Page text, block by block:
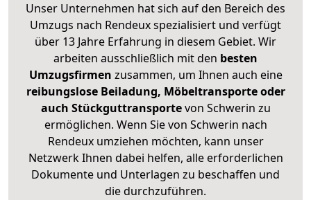
Unser Unternehmen hat sich auf den Bereich des
Umzugs nach Rendeux spezialisiert und verfügt
über 13 Jahre Erfahrung in diesem Gebiet. Wir
arbeiten ausschließlich mit den besten
Umzugsfirmen zusammen, um Ihnen auch eine
reibungslose Beiladung, Möbeltransporte oder
auch Stückguttransportevon Schwerin zu
ermöglichen. Wenn Sie von Schwerin nach
Rendeux umziehen möchten, kann unser
Netzwerk Ihnen dabei helfen, alle erforderlichen
Dokumente und Unterlagen zu beschaffen und
die durchzuführen.